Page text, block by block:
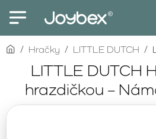
LITTLE DUTCH
hrazdičkou –
homeHračky LITTLE DUTCH